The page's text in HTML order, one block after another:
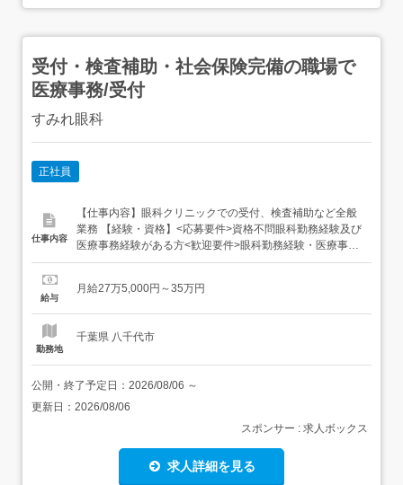
受付・検査補助・社会保険完備の職場で
医療事務/受付
すみれ眼科
正社員
仕事内容
【仕事内容】眼科クリニックでの受付、検査補助など全般
業務 【経験・資格】<応募要件>資格不問眼科勤務経験及び
医療事務経験がある方<歓迎要件>眼科勤務経験・医療事務
経験者・OMA 【給与】月給 275,000円 〜 350,000円<給与
43,000円～(20時間分) 固定残業代は残業の有無にかかわら
給与
月給27万5,000円～35万円
勤務地
千葉県 八千代市
公開・終了予定日： 2026/08/06 ～
更新日： 2026/08/06
スポンサー : 求人ボックス
求人詳細を見る